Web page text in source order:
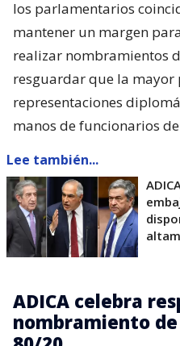
los parlamentarios
mantener un margen
realizar nombramientos
resguardar que la mayor
representaciones
manos de funcionarios
Lee también...
ADICA celebra
nombramiento